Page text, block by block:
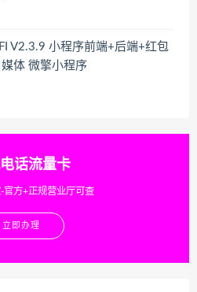
V2.3.9 小程序前端+后端+红包
体 微擎小程序
话流量卡
官方+正规营业厅可查
立即办理